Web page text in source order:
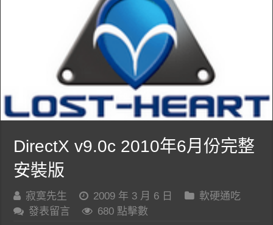
DirectX v9.0c 2010年6月份完整
安裝版
寂寞先生 2009 年 3 月 6 日
軟硬通吃
發表留言
680 點擊數